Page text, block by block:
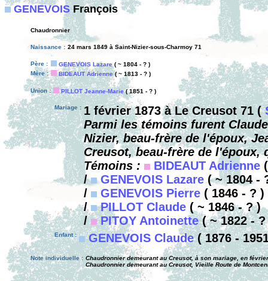
GENEVOISFrançois
Chaudronnier
Naissance : 24 mars 1849 à Saint-Nizier-sous-Charmoy 71
Père : GENEVOIS Lazare ( ~ 1804 - ? )
Mère :
BIDEAUT Adrienne ( ~ 1813 - ? )
Union : PILLOT Jeanne-Marie( 1851 - ? )
Mariage : 1 février 1873 à Le Creusot 71 (
Parmi les témoins furent
Nizier, beau-frère de l'époux,
Creusot, beau-frère de l'époux,
Témoins :
BIDEAUT Adrienne
/
GENEVOIS Lazare ( ~ 1804 -
/
GENEVOIS Pierre ( 1846 - ? )
/
PILLOT Claude ( ~ 1846 - ? )
/
PITOY Antoinette( ~ 1822 - ?
Enfant : GENEVOIS Claude( 1876 -
Note individuelle : Chaudronnier demeurant au Creusot, à son mariage, en
Chaudronnier demeurant au Creusot, Vieille Route de